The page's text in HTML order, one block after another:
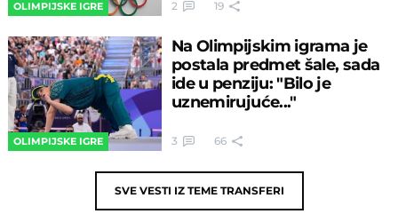
OLIMPIJSKE IGRE 2 19
OLIMPIJSKE IGRE
Na Olimpijskim igrama je
postala predmet šale, sada
ide u penziju: "Bilo je
uznemirujuće..."
3 66
SVE VESTI IZ TEME TRANSFERI